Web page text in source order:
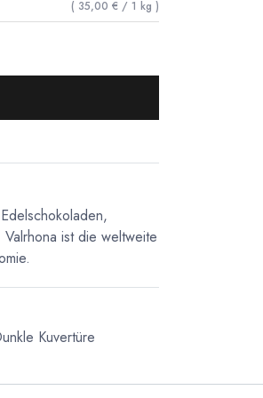
( 35,00 € / 1 kg )
ist die weltweite
Kuvertüre